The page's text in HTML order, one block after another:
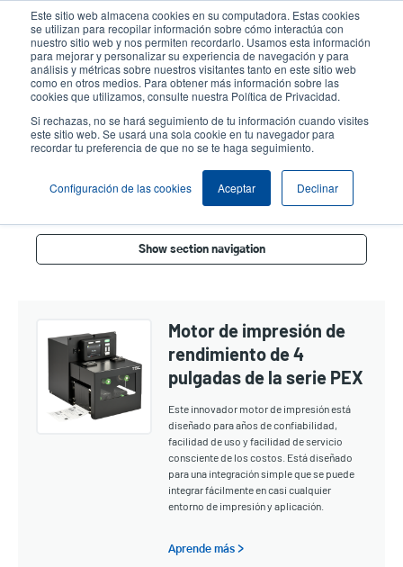
Este sitio web almacena cookies en su computadora. Estas cookies
se utilizan para recopilar información sobre cómo interactúa con
nuestro sitio web y nos permiten recordarlo. Usamos esta información
para mejorar y personalizar su experiencia de navegación y para
análisis y métricas sobre nuestros visitantes tanto en este sitio web
como en otros medios. Para obtener más información sobre las
cookies que utilizamos, consulte nuestra Política de Privacidad.
Si rechazas, no se hará seguimiento de tu información cuando visites
este sitio web. Se usará una sola cookie en tu navegador para
recordar tu preferencia de que no se te haga seguimiento.
Configuración de las cookies Aceptar Declinar
contenido
principal
User
account
menu
User
Header
Selector de productos
Motor De Impresión Y Módulos
Show section navigation
Motor de impresión de
rendimiento de 4
pulgadas de la serie PEX
Este innovador motor de impresión está
diseñado para años de confiabilidad,
facilidad de uso y facilidad de servicio
consciente de los costos. Está diseñado
para una integración simple que se puede
integrar fácilmente en casi cualquier
entorno de impresión y aplicación.
Aprende más >